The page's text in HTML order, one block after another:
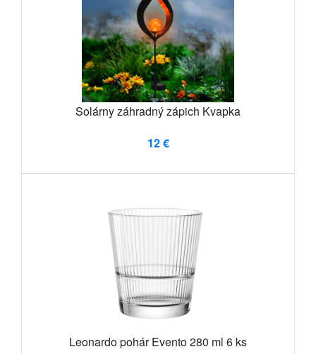
Solárny záhradný zápich Kvapka
12 €
Leonardo pohár Evento 280 ml 6 ks